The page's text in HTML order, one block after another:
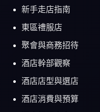
新手走店指南
東區禮服店
聚會與商務招待
酒店幹部觀察
酒店店型與選店
酒店消費與預算